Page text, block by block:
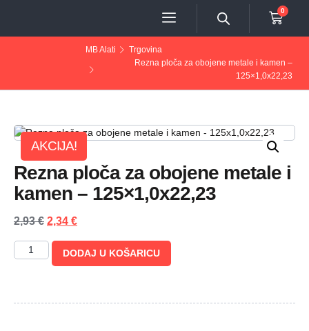
0
MB Alati
Trgovina
Rezna ploča za obojene metale i kamen –
125×1,0x22,23
AKCIJA!
Rezna ploča za obojene metale i
kamen – 125×1,0x22,23
2,93€ 2,34 €
DODAJ U KOŠARICU